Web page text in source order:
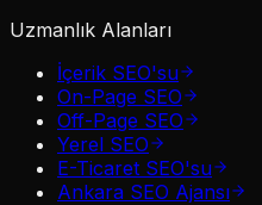
Uzmanlık Alanları
İçerik SEO'su
On-Page SEO
Off-Page SEO
Yerel SEO
E-Ticaret SEO'su
Ankara SEO Ajansı